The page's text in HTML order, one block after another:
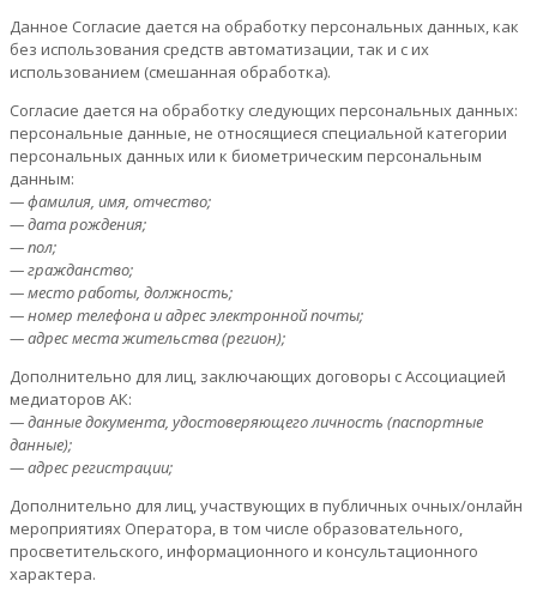
Данное Согласие дается на обработку персональных данных, как
без использования средств автоматизации, так и с их
использованием (смешанная обработка).
Согласие дается на обработку следующих персональных данных:
персональные данные, не относящиеся специальной категории
персональных данных или к биометрическим персональным
данным:
— фамилия, имя, отчество;
— дата рождения;
— пол;
— гражданство;
— место работы, должность;
— номер телефона и адрес электронной почты;
— адрес места жительства (регион);
Дополнительно для лиц, заключающих договоры с Ассоциацией
медиаторов АК:
— данные документа, удостоверяющего личность (паспортные
данные);
— адрес регистрации;
Дополнительно для лиц, участвующих в публичных очных/онлайн
мероприятиях Оператора, в том числе образовательного,
просветительского, информационного и консультационного
характера.